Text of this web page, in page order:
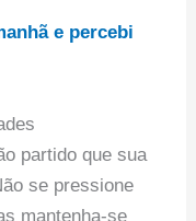
e percebi
partido que sua
se pressione
mantenha-se